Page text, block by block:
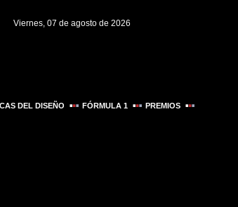
Viernes, 07 de agosto de 2026
DEL DISEÑO FÓRMULA 1
PREMIOS